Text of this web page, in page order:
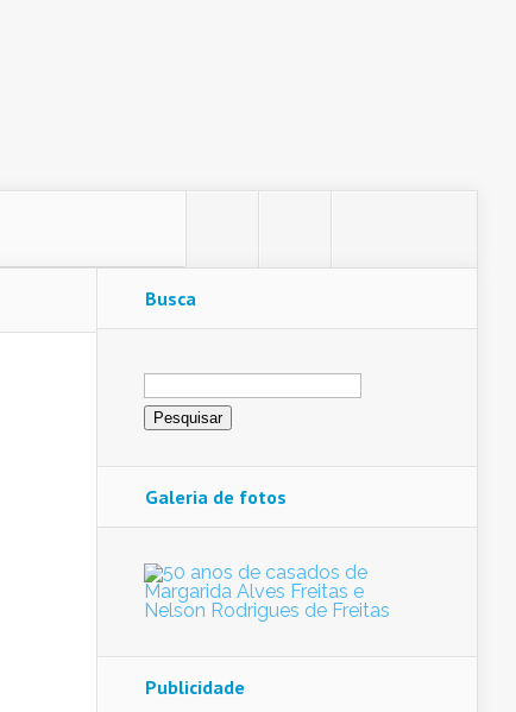
Busca
Pesquisar
por:
Galeria de fotos
Publicidade